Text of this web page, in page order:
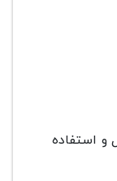
که برای حمل و استفاده